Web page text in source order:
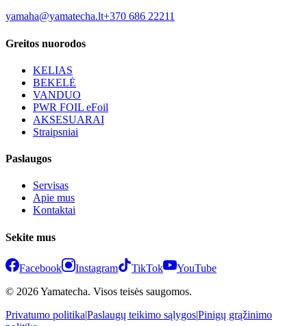
yamaha@yamatecha.lt+370 686 22211
Greitos nuorodos
KELIAS
BEKELĖ
VANDUO
PWR FOIL eFoil
AKSESUARAI
Straipsniai
Paslaugos
Servisas
Apie mus
Kontaktai
Sekite mus
Facebook Instagram TikTok
YouTube
© 2026 Yamatecha. Visos teisės saugomos.
Privatumo politika|Paslaugų teikimo sąlygos|Pinigų grąžinimo